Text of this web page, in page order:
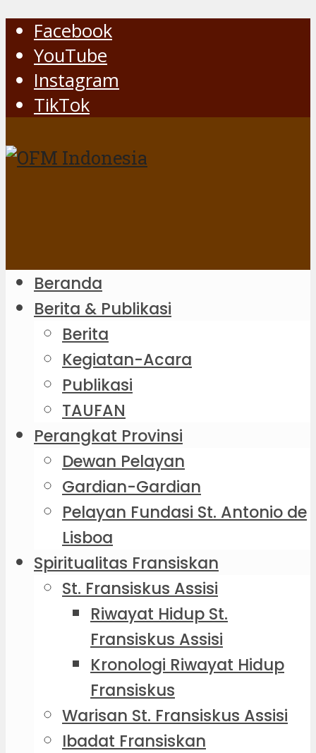
Facebook
YouTube
Instagram
TikTok
Beranda
Berita & Publikasi
Berita
Kegiatan-Acara
Publikasi
TAUFAN
Perangkat Provinsi
Dewan Pelayan
Gardian-Gardian
Pelayan Fundasi St. Antonio de
Lisboa
Spiritualitas Fransiskan
St. Fransiskus Assisi
Riwayat Hidup St.
Fransiskus Assisi
Kronologi Riwayat Hidup
Fransiskus
Warisan St. Fransiskus Assisi
Ibadat Fransiskan